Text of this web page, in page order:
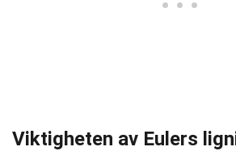
Viktigheten av Eulers